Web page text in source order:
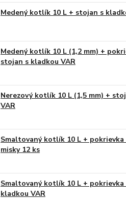
Medený kotlík 10 L + stojan s
Medený kotlík 10 L (1,2 mm) +
stojan s kladkou VAR
Nerezový kotlík 10 L (1,5 mm) +
VAR
Smaltovaný kotlík 10 L +
misky 12 ks
Smaltovaný kotlík 10 L +
kladkou VAR